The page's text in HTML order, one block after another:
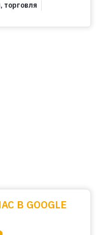
, торговля
В GOOGLE